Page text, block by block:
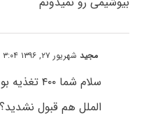
مجیدشهریور ۲۷, ۱۳۹۶ at ۳:۰۴ ب٫ظ
سلام شما
الملل هم قبول نشدید؟